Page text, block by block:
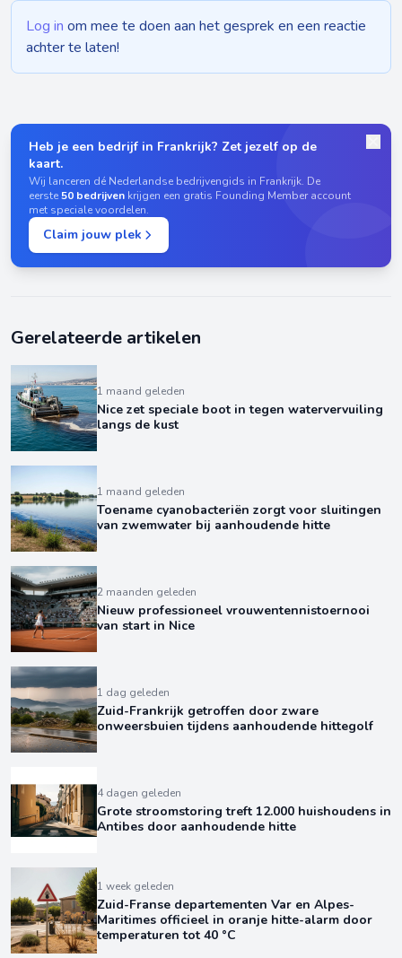
Log in om mee te doen aan het gesprek en een reactie
achter te laten!
Heb je een bedrijf in Frankrijk? Zet jezelf op de
kaart.
Wij lanceren dé Nederlandse bedrijvengids in Frankrijk. De
eerste50 bedrijven krijgen een gratis Founding Member account
met speciale voordelen.
Claim jouw plek
Gerelateerde artikelen
1 maand geleden
Nice zet speciale boot in tegen watervervuiling
langs de kust
1 maand geleden
Toename cyanobacteriën zorgt voor sluitingen
van zwemwater bij aanhoudende hitte
2 maanden geleden
Nieuw professioneel vrouwentennistoernooi
van start in Nice
1 dag geleden
Zuid-Frankrijk getroffen door zware
onweersbuien tijdens aanhoudende hittegolf
4 dagen geleden
Grote stroomstoring treft 12.000 huishoudens in
Antibes door aanhoudende hitte
1 week geleden
Zuid-Franse departementen Var en Alpes-
Maritimes officieel in oranje hitte-alarm door
temperaturen tot 40 °C